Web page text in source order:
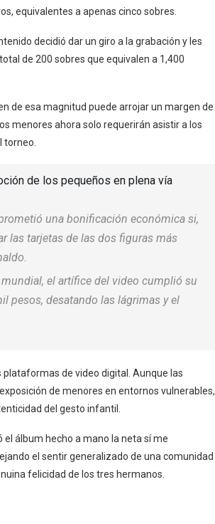
equivalentes a apenas cinco sobres.
decidió dar un giro a la grabación y les
de 200 sobres que equivalen a 1,400
de esa magnitud puede arrojar un margen de
menores ahora solo requerirán asistir a los
de los pequeños en plena vía
una bonificación económica si,
las tarjetas de las dos figuras más
el artífice del video cumplió su
pesos, desatando las lágrimas y el
de video digital. Aunque las
de menores en entornos vulnerables,
del gesto infantil.
el álbum hecho a mano la neta sí me
el sentir generalizado de una comunidad
felicidad de los tres hermanos.